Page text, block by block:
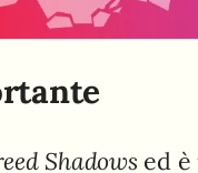
Shadows ed è